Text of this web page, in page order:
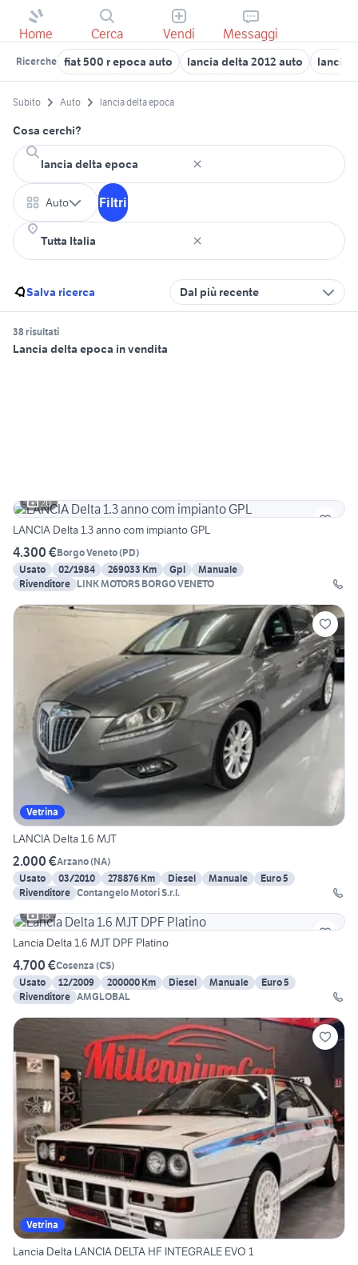
Home Cerca Vendi Messaggi
Ricerche fiat 500 r epoca auto lancia delta 2012 auto lancia
Subito Auto lancia delta epoca
Cosa cerchi?
Auto Filtri
Salva ricerca Dal più recente
38 risultati
Lancia delta epoca in vendita
20
LANCIA Delta 1.3 anno com impianto GPL
4.300 €Borgo Veneto(PD)
Usato
02/1984 269033 Km Gpl
Manuale
Rivenditore LINK MOTORS BORGO VENETO
Vetrina
LANCIA Delta 1.6 MJT
2.000 €Arzano(NA)
Usato
03/2010 278876 Km Diesel Manuale
Euro 5
Rivenditore Contangelo Motori S.r.l.
18
Lancia Delta 1.6 MJT DPF Platino
4.700 €Cosenza (CS)
Usato
12/2009 200000 Km Diesel Manuale
Euro 5
Rivenditore AMGLOBAL
Vetrina
Lancia Delta LANCIA DELTA HF INTEGRALE EVO 1